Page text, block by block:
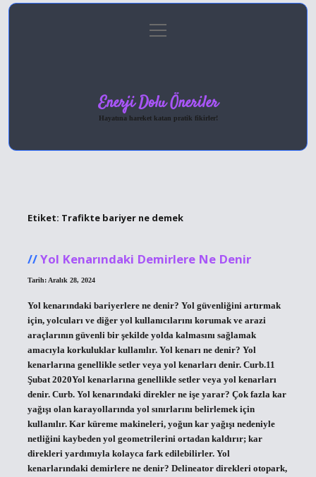
Gizlilik Politikası
menüyü
aç
Enerji Dolu Öneriler
Hayatına hareket katan pratik fikirler!
Etiket: Trafikte bariyer ne demek
Yol Kenarındaki Demirlere Ne Denir
Tarih: Aralık 28, 2024
Yol kenarındaki bariyerlere ne denir? Yol güvenliğini artırmak
için, yolcuları ve diğer yol kullanıcılarını korumak ve arazi
araçlarının güvenli bir şekilde yolda kalmasını sağlamak
amacıyla korkuluklar kullanılır. Yol kenarı ne denir? Yol
kenarlarına genellikle setler veya yol kenarları denir. Curb.11
Şubat 2020Yol kenarlarına genellikle setler veya yol kenarları
denir. Curb. Yol kenarındaki direkler ne işe yarar? Çok fazla kar
yağışı olan karayollarında yol sınırlarını belirlemek için
kullanılır. Kar küreme makineleri, yoğun kar yağışı nedeniyle
netliğini kaybeden yol geometrilerini ortadan kaldırır; kar
direkleri yardımıyla kolayca fark edilebilirler. Yol
kenarlarındaki demirlere ne denir? Delineator direkleri otopark,